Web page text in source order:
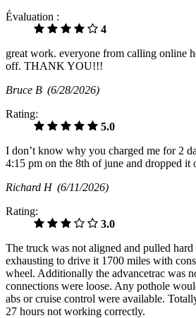
Évaluation :
4
great work. everyone from calling online
off. THANK YOU!!!
Bruce B (6/28/2026)
Rating:
5.0
I don’t know why you charged me for 2
4:15 pm on the 8th of june and dropped it
Richard H (6/11/2026)
Rating:
3.0
The truck was not aligned and pulled
exhausting to drive it 1700 miles with
wheel. Additionally the advancetrac was
connections were loose. Any pothole
abs or cruise control were available.
27 hours not working correctly.